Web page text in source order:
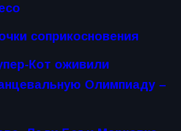
соприкосновения
Кот оживили
Олимпиаду –